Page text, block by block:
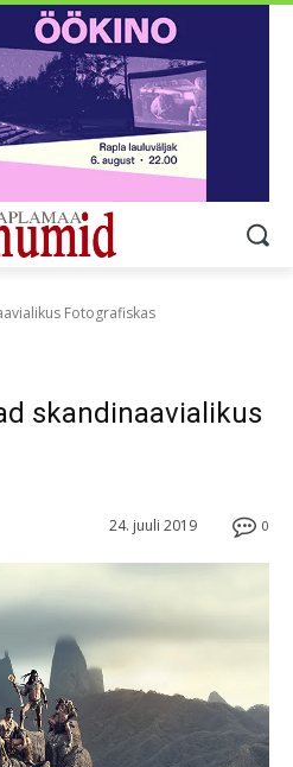
Fotografiskas
skandinaavialikus
0
24. juuli 2019